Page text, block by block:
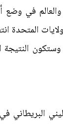
في وضع
المتحدة
النتيجة